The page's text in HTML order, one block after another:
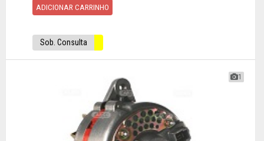
ADICIONAR CARRINHO
Sob. Consulta
1